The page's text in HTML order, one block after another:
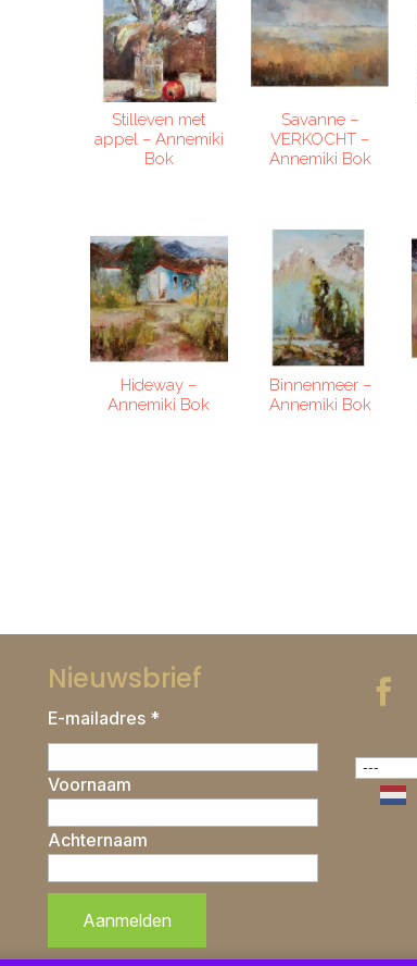
Stilleven met
appel – Annemiki
Bok
Savanne –
VERKOCHT –
Annemiki Bok
Hideway –
Annemiki Bok
Binnenmeer –
Annemiki Bok
Nieuwsbrief
E-mailadres *
Voornaam
Achternaam